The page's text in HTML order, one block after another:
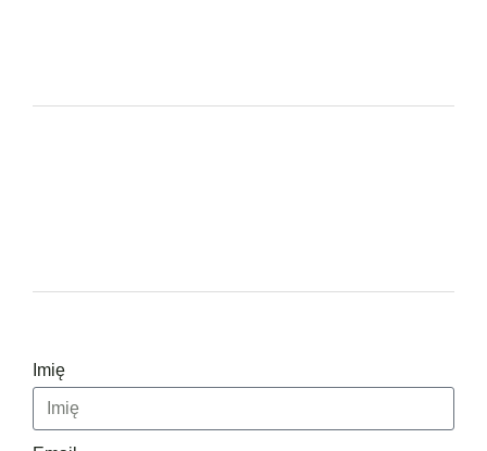
Imię